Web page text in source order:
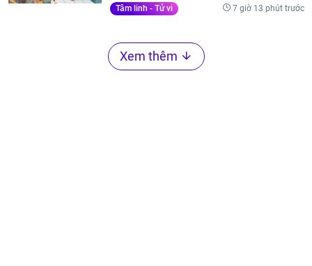
Tâm linh - Tử vi 7 giờ 13 phút trước
Xem thêm